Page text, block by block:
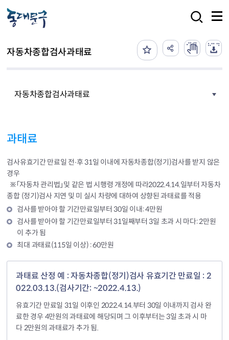
자동차종합검사과태료
자동차종합검사과태료
과태료
검사유효기간 만료일 전∙후 31일 이내에 자동차종합(정기)검사를 받지 않은
경우
※「자동차 관리법」및 같은 법 시행령 개정에 따라2022.4.14.일부터 자동차
종합 (정기)검사 지연 및 미 실시 차량에 대하여 상향된 과태료를 적용
검사를 받아야 할 기간만료일부터 30일 이내: 4만원
검사를 받아야 할 기간만료일부터 31일째부터 3일 초과 시 마다: 2만원
이 추가 됨
최대 과태료(115일 이상) : 60만원
과태료 산정 예 : 자동차종합(정기)검사 유효기간 만료일 : 2
022.03.13.(검사기간: ~2022.4.13.)
유효기간 만료일 31일 이후인 2022.4.14.부터 30일 이내까지 검사 완
료한 경우 4만원의 과태료에 해당되며 그 이후부터는 3일 초과 시 마
다 2만원의 과태료가 추가 됨.